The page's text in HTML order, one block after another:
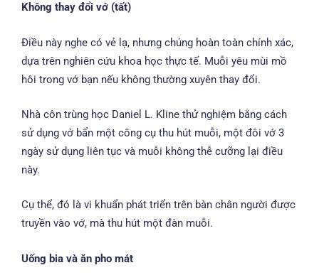
Không thay đổi vớ (tất)
Điều này nghe có vẻ lạ, nhưng chúng hoàn toàn chính xác,
dựa trên nghiên cứu khoa học thực tế. Muỗi yêu mùi mồ
hôi trong vớ bạn nếu không thường xuyên thay đổi.
Nhà côn trùng học Daniel L. Kline thử nghiệm bằng cách
sử dụng vớ bẩn một công cụ thu hút muỗi, một đôi vớ 3
ngày sử dụng liên tục và muỗi không thễ cưỡng lại điều
này.
Cụ thể, đó là vi khuẩn phát triển trên bàn chân người được
truyền vào vớ, mà thu hút một đàn muỗi.
Uống bia và ăn pho mát